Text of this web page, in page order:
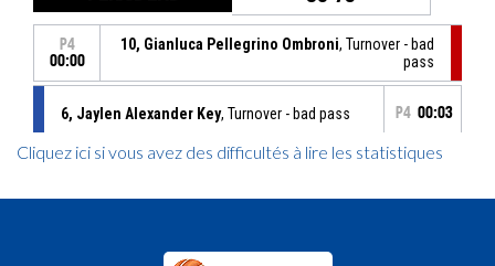
Cliquez ici si vous avez des difficultés à lire les statistiques